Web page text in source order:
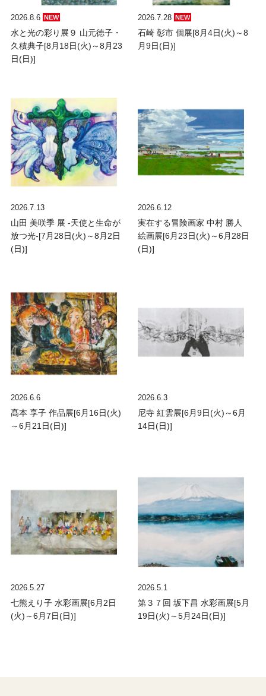
2026.8.6 NEW
水と光の彩り展９ 山元徳子・
久積典子[8月18日(火)～8月23
日(日)]
2026.7.28 NEW
石崎 彰市 個展[8月4日(火)～8
月9日(日)]
2026.7.13
山田 美咲季 展 -天使と生命が
放つ光-[7月28日(火)～8月2日
(日)]
2026.6.12
実在する冒険画家 中村 勝人
絵画展[6月23日(火)～6月28日
(日)]
2026.6.6
髙本 享子 作品展[6月16日(火)
～6月21日(日)]
2026.6.3
尼寺 紅雲展[6月9日(火)～6月
14日(日)]
2026.5.27
七熊えり子 水彩画展[6月2日
(火)～6月7日(日)]
2026.5.1
第３７回 坂下昌 水彩画展[5月
19日(火)～5月24日(日)]